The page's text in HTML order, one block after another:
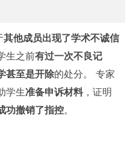
其他成员出现了学术不诚信
生之前有过一次不良记
甚至是开除的处分。 专家
学生准备申诉材料，证明
功撤销了指控。